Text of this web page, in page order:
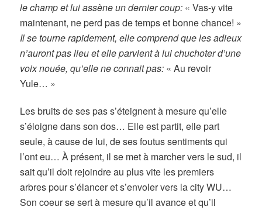
le champ et lui assène un dernier coup: « Vas-y vite
maintenant, ne perd pas de temps et bonne chance! »
Il se tourne rapidement, elle comprend que les adieux
n’auront pas lieu et elle parvient à lui chuchoter d’une
voix nouée, qu’elle ne connait pas: « Au revoir
Yule… »
Les bruits de ses pas s’éteignent à mesure qu’elle
s’éloigne dans son dos… Elle est partit, elle part
seule, à cause de lui, de ses foutus sentiments qui
l’ont eu… À présent, il se met à marcher vers le sud, il
sait qu’il doit rejoindre au plus vite les premiers
arbres pour s’élancer et s’envoler vers la city WU…
Son coeur se sert à mesure qu’il avance et qu’il